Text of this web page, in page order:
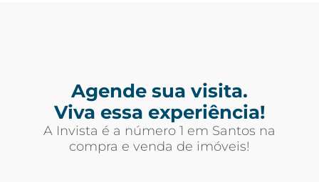
Agende sua visita.
Viva essa experiência!
A Invista é a número 1 em Santos na
compra e venda de imóveis!